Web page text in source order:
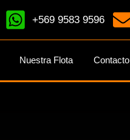
+569 9583 9596
Nuestra Flota Contacto